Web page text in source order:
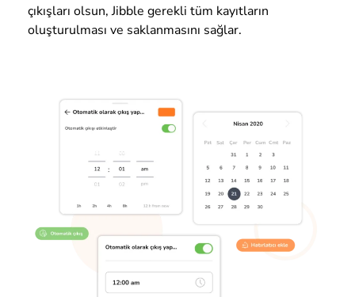
çıkışları olsun, Jibble gerekli tüm kayıtların
oluşturulması ve saklanmasını sağlar.